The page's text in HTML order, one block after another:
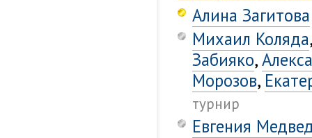
Алина Загитова
Михаил Коляда
Забияко,
Морозов,
турнир
Евгения